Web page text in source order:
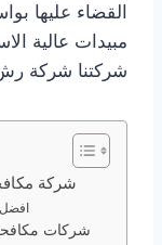
القضاء عليها
مبيدات عالية
شركتنا شركة
شركة مكافحة
شركات مكافحة